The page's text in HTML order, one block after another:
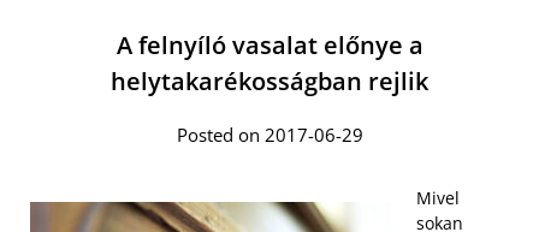
A felnyíló vasalat előnye a
helytakarékosságban rejlik
Posted on 2017-06-29
Mivel
sokan